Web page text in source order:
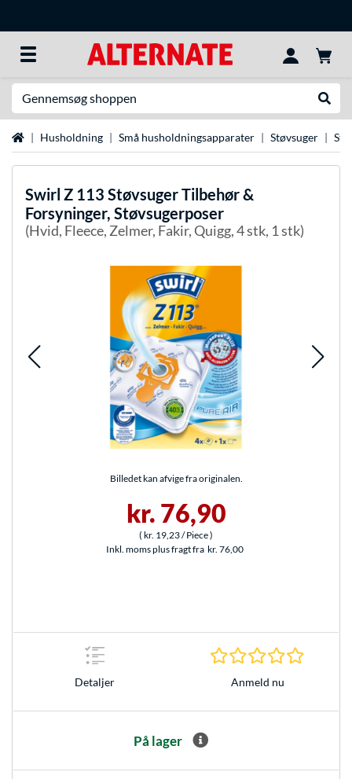
StartsideHusholdning Små husholdningsapparater Støvsuger
Swirl Z 113 Støvsuger Tilbehør &
Forsyninger, Støvsugerposer
(Hvid, Fleece, Zelmer, Fakir, Quigg, 4 stk, 1 stk)
Billedet kan afvige fra originalen.
kr. 76,90
( kr. 19,23/ Piece)
Inkl. moms plus fragt fra kr. 76,00
Detaljer Anmeld nu
På lager